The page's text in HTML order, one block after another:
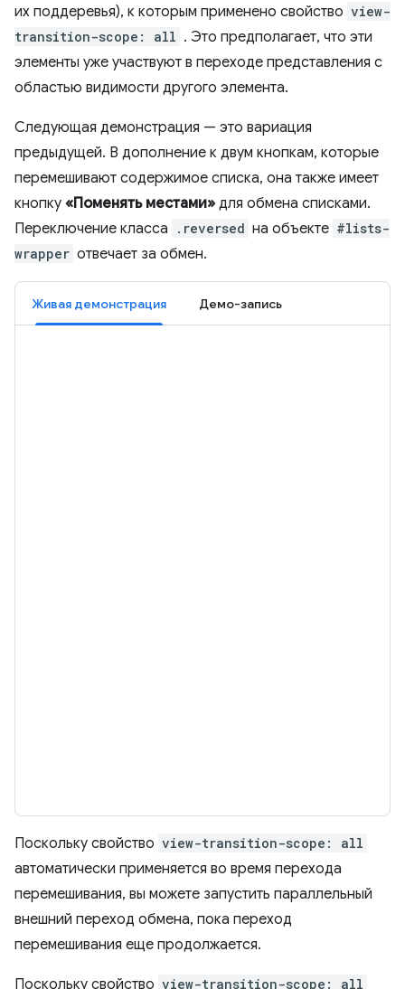
их поддеревья), к которым применено свойство view-
transition-scope: all . Это предполагает, что эти
элементы уже участвуют в переходе представления с
областью видимости другого элемента.
Следующая демонстрация — это вариация
предыдущей. В дополнение к двум кнопкам, которые
перемешивают содержимое списка, она также имеет
кнопку «Поменять местами» для обмена списками.
Переключение класса
.reversed на объекте #lists-
wrapper отвечает за обмен.
Живая демонстрация Демо-запись
Поскольку свойство view-transition-scope: all
автоматически применяется во время перехода
перемешивания, вы можете запустить параллельный
внешний переход обмена, пока переход
перемешивания еще продолжается.
Поскольку свойство view-transition-scope: all